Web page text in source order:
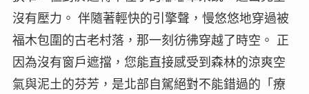
沒有壓力。 伴隨著輕快的引擎聲，慢悠悠地穿過被
福木包圍的古老村落，那一刻彷彿穿越了時空。 正
因為沒有窗戶遮擋，您能直接感受到森林的涼爽空
氣與泥土的芬芳，是北部自駕絕對不能錯過的「療